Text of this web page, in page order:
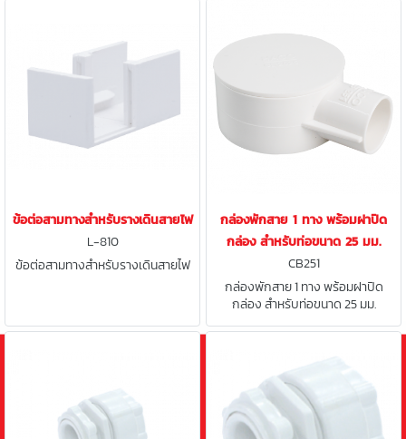
ข้อต่อสามทางสำหรับรางเดินสายไฟ
L-810
ข้อต่อสามทางสำหรับรางเดินสายไฟ
กล่องพักสาย 1 ทาง พร้อมฝาปิด
กล่อง สำหรับท่อขนาด 25 มม.
CB251
กล่องพักสาย 1 ทาง พร้อมฝาปิด
กล่อง สำหรับท่อขนาด 25 มม.